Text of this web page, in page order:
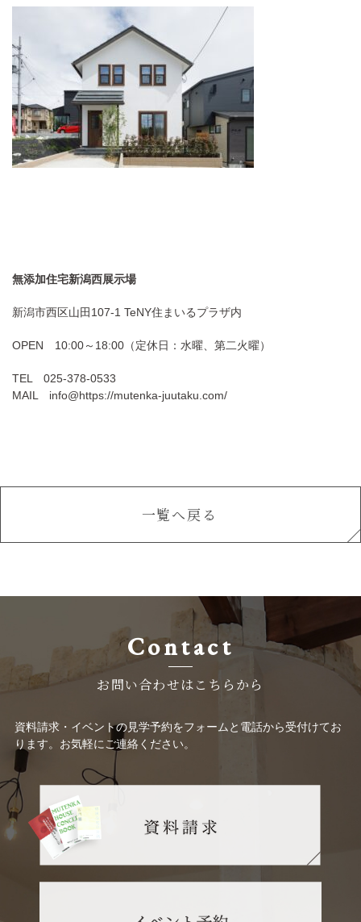
無添加住宅新潟西展示場
新潟市西区山田107-1 TeNY住まいるプラザ内
OPEN 10:00～18:00（定休日：水曜、第二火曜）
TEL 025-378-0533
MAIL info@https://mutenka-juutaku.com/
一覧へ戻る
Contact
お問い合わせはこちらから
資料請求・イベントの見学予約をフォームと電話から受付けてお
ります。お気軽にご連絡ください。